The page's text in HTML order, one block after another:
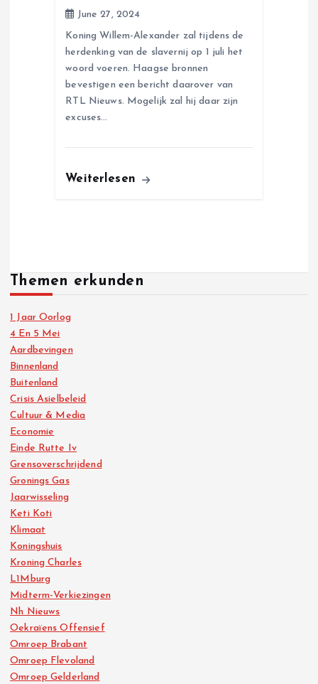
June 27, 2024
Koning Willem-Alexander zal tijdens de
herdenking van de slavernij op 1 juli het
woord voeren. Haagse bronnen
bevestigen een bericht daarover van
RTL Nieuws. Mogelijk zal hij daar zijn
excuses…
Weiterlesen
Themen erkunden
1 Jaar Oorlog
4 En 5 Mei
Aardbevingen
Binnenland
Buitenland
Crisis Asielbeleid
Cultuur & Media
Economie
Einde Rutte Iv
Grensoverschrijdend
Gronings Gas
Jaarwisseling
Keti Koti
Klimaat
Koningshuis
Kroning Charles
L1Mburg
Midterm-Verkiezingen
Nh Nieuws
Oekraïens Offensief
Omroep Brabant
Omroep Flevoland
Omroep Gelderland